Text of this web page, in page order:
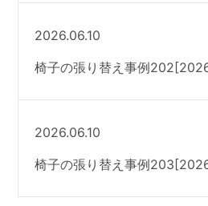
2026.06.10
椅子の張り替え事例
2026.06.10
椅子の張り替え事例